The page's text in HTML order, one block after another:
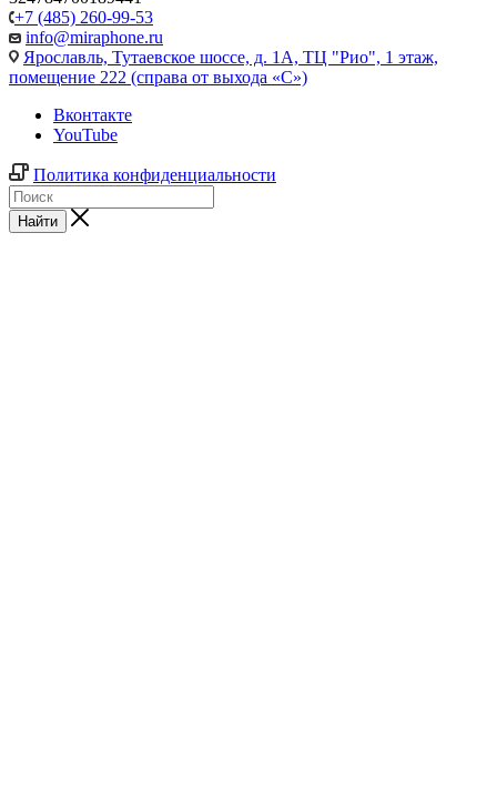
+7 (485) 260-99-53
info@miraphone.ru
Ярославль, Тутаевское шоссе, д. 1А, ТЦ "Рио", 1 этаж,
помещение 222 (справа от выхода «С»)
Вконтакте
YouTube
Политика конфиденциальности
Найти